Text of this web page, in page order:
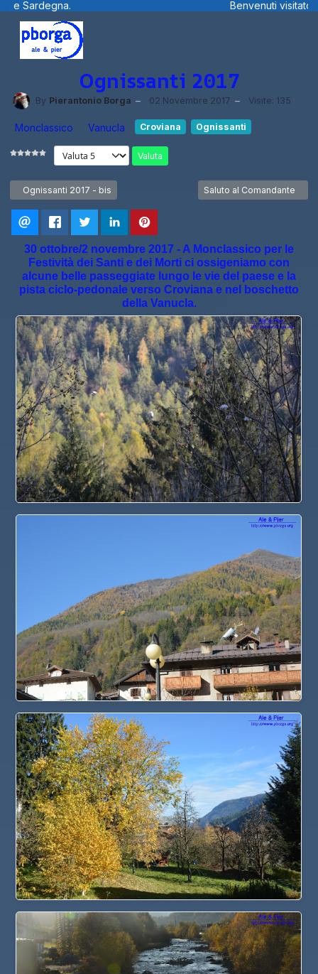
Benvenuti visitatori ... fotografie, filmini e ...
Ognissanti 2017
By Pierantonio Borga 02 Novembre 2017 Visite: 135
Monclassico Vanucla Croviana Ognissanti
Valuta
Articolo precedente: Ognissanti 2017 - bis
Ognissanti 2017 - bis Articolo successivo:
Saluto al Comandante
30 ottobre/2 novembre 2017 - A Monclassico per le
Festività dei Santi e dei Morti ci ossigeniamo con
alcune belle passeggiate lungo le vie del paese e la
pista ciclo-pedonale verso Croviana e nel boschetto
della Vanucla.